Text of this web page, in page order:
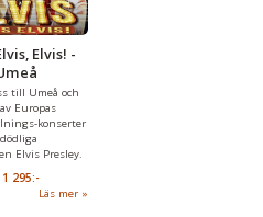
Elvis! -
till Umeå och
Europas
konserter
Elvis Presley.
1 295:-
Läs mer